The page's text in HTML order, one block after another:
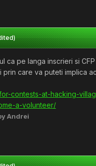
ca pe langa inscrieri si
care va puteti implica
contests-at-hacking-
a-volunteer/
Andrei